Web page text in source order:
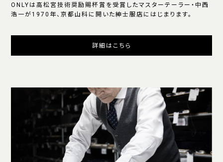
ONLYは高松宮技術奨励賜杯賞を受賞したマスターテーラー・中西
浩一が1970年、京都山科に開いた紳士服店にはじまります。
詳細はこちら